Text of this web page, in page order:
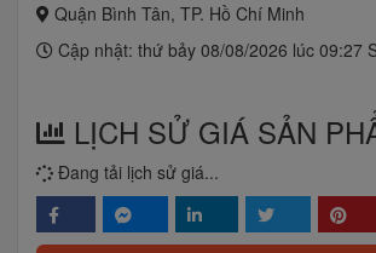
Quận Bình Tân, TP. Hồ Chí Minh
Cập nhật: thứ bảy 08/08/2026 lúc 09:27
LỊCH SỬ GIÁ SẢN
Đang tải lịch sử giá...